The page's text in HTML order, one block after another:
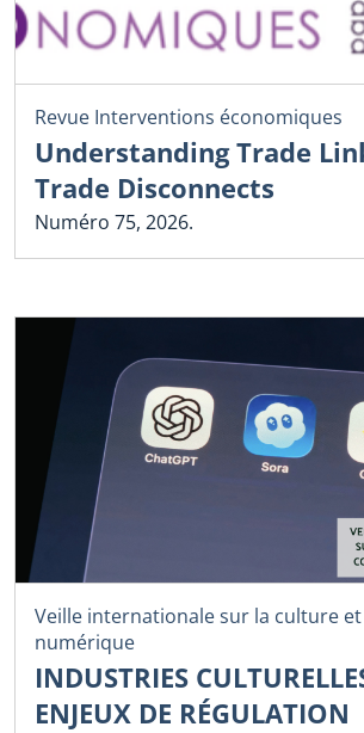
Revue Interventions économiques
Understanding Trade
Trade Disconnects
Numéro 75, 2026.
Veille internationale sur la culture
numérique
INDUSTRIES
ENJEUX DE RÉGULATION